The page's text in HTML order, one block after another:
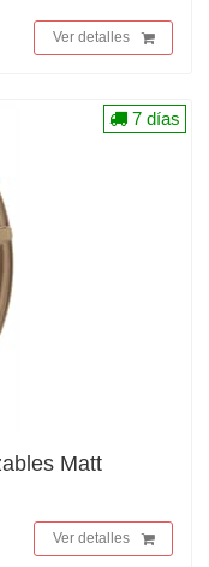
Ver detalles
Matt
Ver detalles
7 días